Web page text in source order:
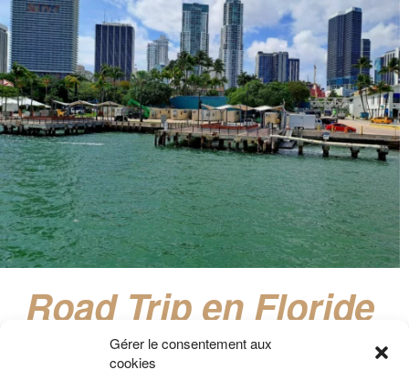
Gérer le consentement aux
cookies
Road Trip en Floride
de Orlando à Miami